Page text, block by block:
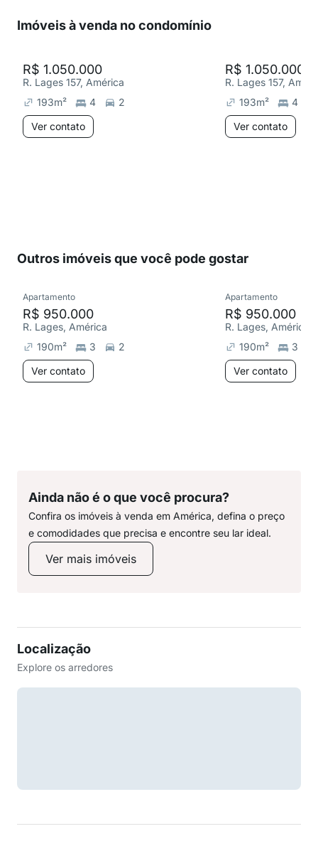
Imóveis à venda no condomínio
R$ 1.050.000
R. Lages 157, América
193m² 4
2
Ver contato
R$ 1.050.000
R. Lages 157,
193m²
4
Ver contato
Outros imóveis que você pode gostar
Apartamento
R$ 950.000
R. Lages, América
190m² 3
2
Ver contato
Apartamento
R$ 950.000
R. Lages, América
190m²
3
Ver contato
Ainda não é o que você procura?
Confira os imóveis à venda em América, defina o preço
e comodidades que precisa e encontre seu lar ideal.
Ver mais imóveis
Localização
Explore os arredores